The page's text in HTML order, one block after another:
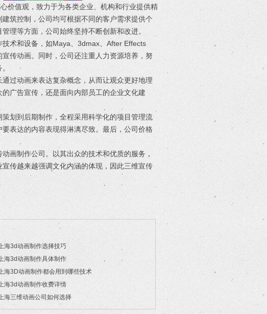
价值观，致力于为各类企业、机构和行业提供精
筑控制，公司均可根据不同的客户需求提供个
理等方面，公司始终坚持不断创新和改进。
术和设备，如Maya、3dmax、After Effects
传动画。同时，公司还注重人力资源培养，努
过动画来表达复杂概念，从而让观众更好地理
广告宣传，还是面向内部员工的企业文化建
划到后期制作，全程采用科学化的项目管理流
表达的内容表现得淋漓尽致。最后，公司价格
画制作公司。以其出众的技术和优质的服务，
传越来越强调文化内涵的体现，因此三维宣传
海3d动画制作选择技巧
2026/03/17
海3d动画制作具体制作
2026/03/13
海3D动画制作都会用到哪些技术
2026/03/02
海3d动画制作收费详情
2026/02/26
海三维动画公司如何选择
2026/01/30